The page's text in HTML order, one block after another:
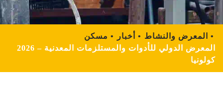
مسكن أخبار
المعرض والنشاط
2026 المعرض الدولي للأدوات والمستلزمات المعدنية –
كولونيا